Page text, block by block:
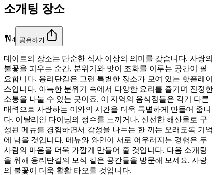
소개팅 장소
4 공유하기
데이트의 장소는 단순한 식사 이상의 의미를 갖습니다. 사랑의
불꽃을 피우는 순간, 분위기와 맛이 조화를 이루는 공간이 필
요합니다. 용리단길은 그런 특별한 장소가 모여 있는 핫플레이
스입니다. 아늑한 분위기 속에서 다양한 요리를 즐기며 진정한
소통을 나눌 수 있는 곳이죠. 이 지역의 음식점들은 각기 다른
매력으로 사랑하는 이와의 시간을 더욱 특별하게 만들어 줍니
다. 이탈리안 다이닝의 정수를 느끼거나, 신선한 해산물로 구
성된 메뉴를 경험하면서 감정을 나누는 한 끼는 오래도록 기억
에 남을 것입니다. 메뉴와 와인이 서로 어우러지는 경험은 두
사람의 마음을 더욱 가깝게 만들어 줄 것입니다. 다음 소개팅
을 위해 용리단길의 보석 같은 공간들을 방문해 보세요. 사랑
의 불꽃이 더욱 활활 타오를 것입니다.